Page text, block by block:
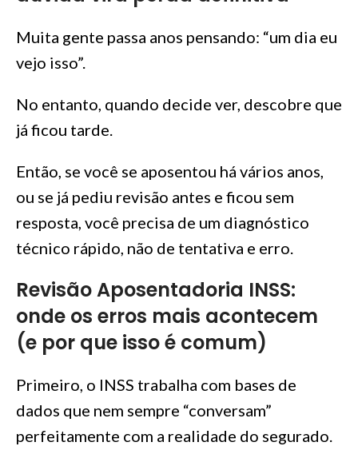
Muita gente passa anos pensando: “um dia eu
vejo isso”.
No entanto, quando decide ver, descobre que
já ficou tarde.
Então, se você se aposentou há vários anos,
ou se já pediu revisão antes e ficou sem
resposta, você precisa de um diagnóstico
técnico rápido, não de tentativa e erro.
Revisão Aposentadoria INSS:
onde os erros mais acontecem
(e por que isso é comum)
Primeiro, o INSS trabalha com bases de
dados que nem sempre “conversam”
perfeitamente com a realidade do segurado.